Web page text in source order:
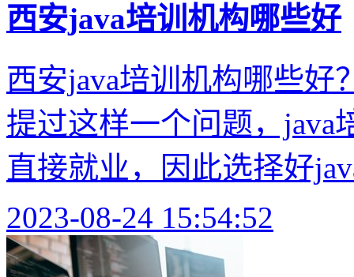
西安java培训机构哪些好
西安java培训机构哪些好
提过这样一个问题，java
直接就业，因此选择好
2023-08-24 15:54:52